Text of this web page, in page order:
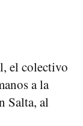
el colectivo
a la
Salta, al